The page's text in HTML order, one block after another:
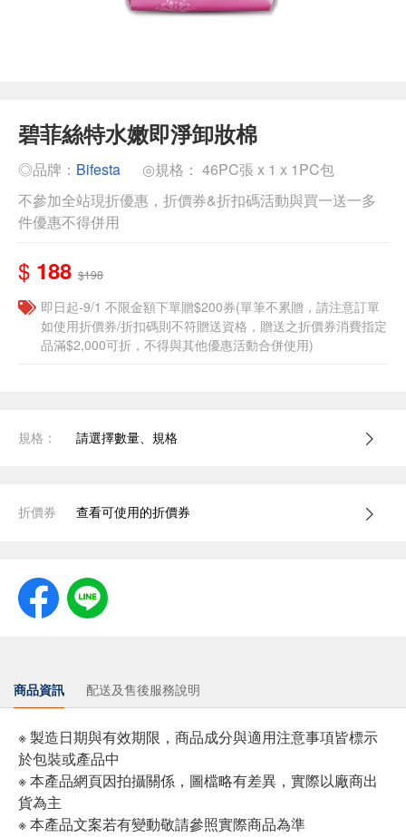
碧菲絲特水嫩即淨卸妝棉
◎品牌： Bifesta
◎規格： 46PC張 x 1 x 1PC包
不參加全站現折優惠，折價券&折扣碼活動與買一送一多
件優惠不得併用
$ 188 $198
即日起-9/1 不限金額下單贈$200券(單筆不累贈，請注意訂單
如使用折價券/折扣碼則不符贈送資格，贈送之折價券消費指定
品滿$2,000可折，不得與其他優惠活動合併使用)
規格： 請選擇數量、規格
折價券 查看可使用的折價券
商品資訊 配送及售後服務說明
※ 製造日期與有效期限，商品成分與適用注意事項皆標示
於包裝或產品中
※ 本產品網頁因拍攝關係，圖檔略有差異，實際以廠商出
貨為主
※ 本產品文案若有變動敬請參照實際商品為準